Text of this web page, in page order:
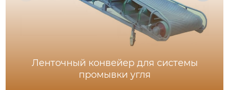
Ленточный конвейер для системы
промывки угля